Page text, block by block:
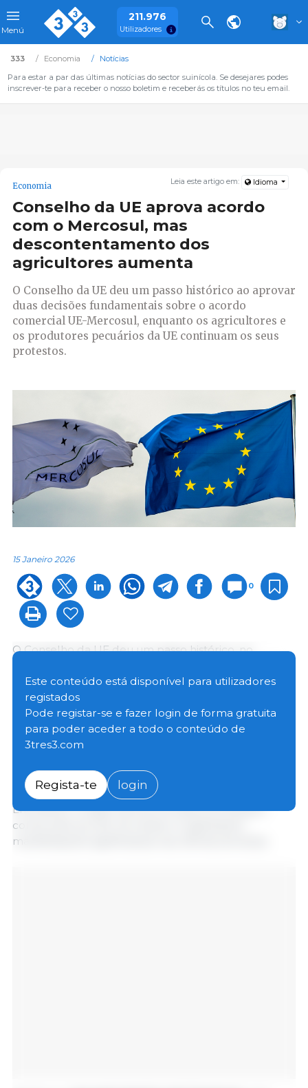
Menú
211.976
Utilizadores
333 Economia
Notícias
Para estar a par das últimas notícias do sector suinícola. Se desejares podes
inscrever-te para receber o nosso boletim e receberás os títulos no teu email.
Leia este artigo em: Idioma
Economia
Conselho da UE aprova acordo
com o Mercosul, mas
descontentamento dos
agricultores aumenta
O Conselho da UE deu um passo histórico ao aprovar
duas decisões fundamentais sobre o acordo
comercial UE-Mercosul, enquanto os agricultores e
os produtores pecuários da UE continuam os seus
protestos.
15 Janeiro 2026
0
O Conselho da UE deu um passo histórico, no
fundamentais que permitirão a assinatura do Acordo
de Associação UE-Mercosul e do Acordo Comercial
Interino. O Parlamento Europeu necessita de
aprovar os acordos antes da sua conclusão formal
pelo Conselho. A ratificação por todos os Estados-
Acordo de Associação entre em vigor.
Entretanto, os agricultores europeus protestam
contra este acordo há meses e organizaram
manifestações significativas nas últimas semanas.
Este conteúdo está disponível para utilizadores
registados
Pode registar-se e fazer login de forma gratuita
para poder aceder a todo o conteúdo de
3tres3.com
Regista-te login